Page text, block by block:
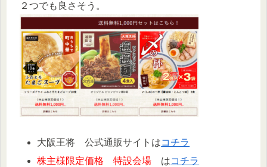
２つでも良さそう。
大阪王将 公式通販サイトはコチラ
株主様限定価格 特設会場 はコチラ